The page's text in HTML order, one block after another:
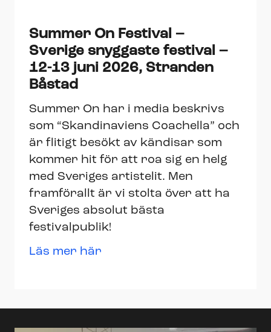
Summer On Festival –
Sverige snyggaste festival –
12-13 juni 2026, Stranden
Båstad
Summer On har i media beskrivs
som “Skandinaviens Coachella” och
är flitigt besökt av kändisar som
kommer hit för att roa sig en helg
med Sveriges artistelit. Men
framförallt är vi stolta över att ha
Sveriges absolut bästa
festivalpublik!
Läs mer här